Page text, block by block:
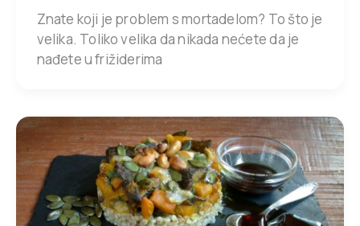
Znate koji je problem s mortadelom? To što je
velika. Toliko velika da nikada nećete da je
nađete u frižiderima